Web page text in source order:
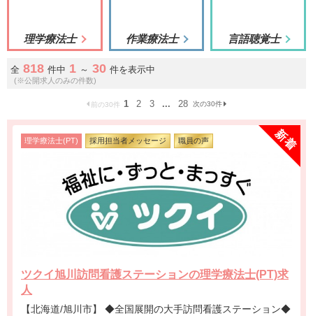
理学療法士 作業療法士 言語聴覚士
全 818 件中 1 ～ 30 件を表示中
(※公開求人のみの件数)
前の30件 1 2 3 ... 28 次の30件
理学療法士(PT) 採用担当者メッセージ 職員の声
ツクイ旭川訪問看護ステーションの理学療法士(PT)求
人
【北海道/旭川市】 ◆全国展開の大手訪問看護ステーション◆